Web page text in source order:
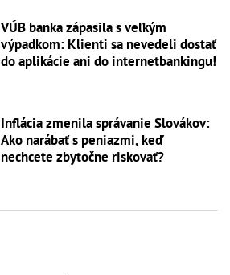
VÚB banka zápasila s veľkým
výpadkom: Klienti sa nevedeli dostať
do aplikácie ani do internetbankingu!
Inflácia zmenila správanie Slovákov:
Ako narábať s peniazmi, keď
nechcete zbytočne riskovať?